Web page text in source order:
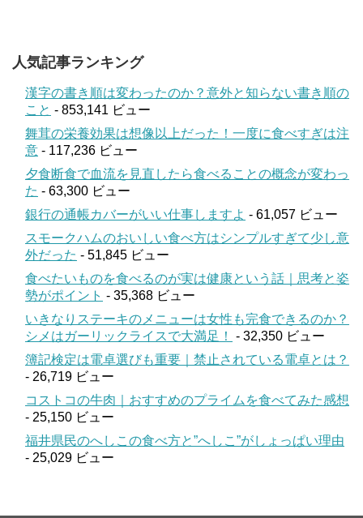
人気記事ランキング
漢字の書き順は変わったのか？意外と知らない書き順の
こと - 853,141 ビュー
舞茸の栄養効果は想像以上だった！一度に食べすぎは注
意 - 117,236 ビュー
夕食断食で血流を見直したら食べることの概念が変わっ
た - 63,300 ビュー
銀行の通帳カバーがいい仕事しますよ - 61,057 ビュー
スモークハムのおいしい食べ方はシンプルすぎて少し意
外だった - 51,845 ビュー
食べたいものを食べるのが実は健康という話｜思考と姿
勢がポイント - 35,368 ビュー
いきなりステーキのメニューは女性も完食できるのか？
シメはガーリックライスで大満足！
- 32,350 ビュー
簿記検定は電卓選びも重要｜禁止されている電卓とは？
- 26,719 ビュー
コストコの牛肉｜おすすめのプライムを食べてみた感想
- 25,150 ビュー
福井県民のへしこの食べ方と”へしこ”がしょっぱい理由
- 25,029 ビュー